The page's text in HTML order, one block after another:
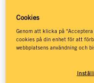
motorsågar och
Cookies
Genom att klicka på
cookies på din enhet för att
webbplatsens användning och